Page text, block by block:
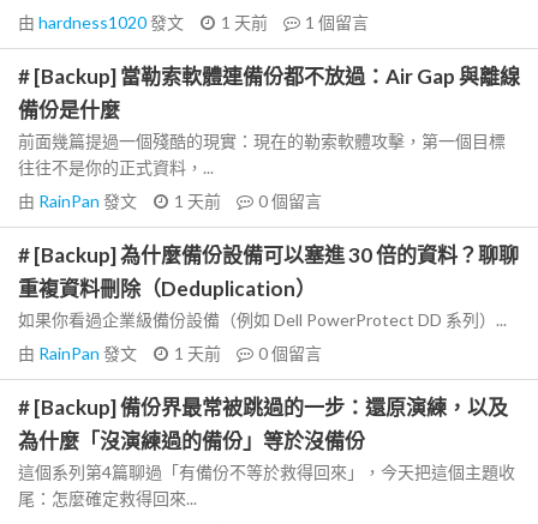
由 hardness1020發文 1 天前 1 個留言
# [Backup] 當勒索軟體連備份都不放過：Air Gap 與離線
備份是什麼
前面幾篇提過一個殘酷的現實：現在的勒索軟體攻擊，第一個目標
往往不是你的正式資料，...
由 RainPan 發文 1 天前 0個留言
# [Backup] 為什麼備份設備可以塞進 30 倍的資料？聊聊
重複資料刪除（Deduplication）
如果你看過企業級備份設備（例如 Dell PowerProtect DD 系列）...
由 RainPan 發文 1 天前 0個留言
# [Backup] 備份界最常被跳過的一步：還原演練，以及
為什麼「沒演練過的備份」等於沒備份
這個系列第4篇聊過「有備份不等於救得回來」，今天把這個主題收
尾：怎麼確定救得回來...